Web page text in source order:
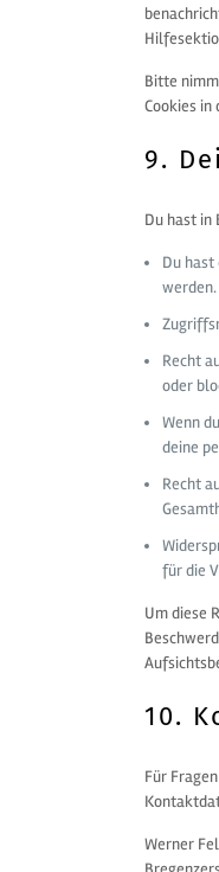
Bitte
Cookies
9.
Du hast in
Du
werden.
Recht
oder
Wenn
deine
Recht
für die
Um diese
10.
Für
Werner